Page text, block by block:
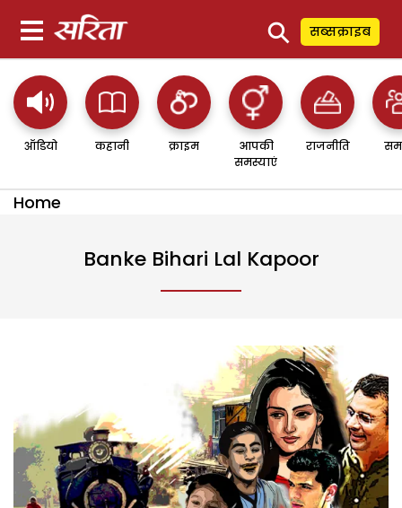
⚲ सब्सक्राइब
ऑडियो कहानी क्राइम
आपकी
समस्याएं
राजनीति
Home
Banke Bihari Lal Kapoor